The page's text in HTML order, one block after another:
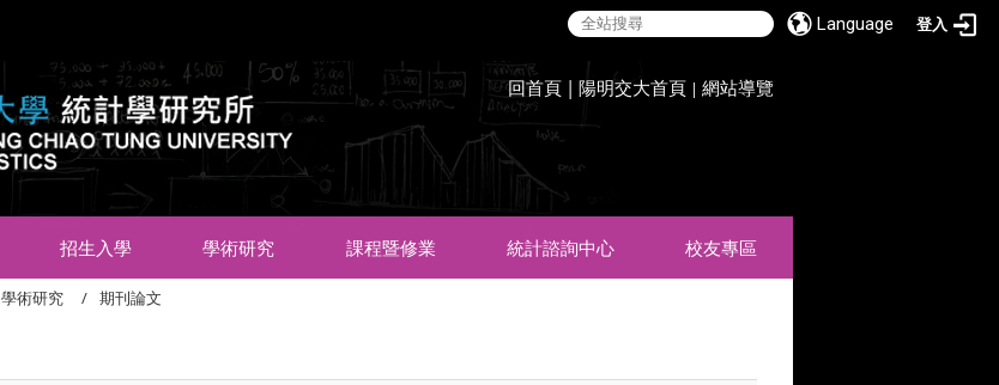
Language 登入
回首頁 | 陽明交大首頁 |網站導覽
招生入學 學術研究 課程暨修業 統計諮詢中心 校友專區
學術研究 期刊論文